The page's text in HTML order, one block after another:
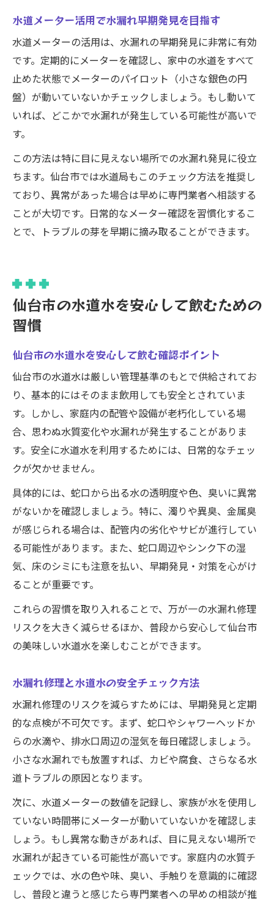
水道メーター活用で水漏れ早期発見を目指す
水道メーターの活用は、水漏れの早期発見に非常に有効
です。定期的にメーターを確認し、家中の水道をすべて
止めた状態でメーターのパイロット（小さな銀色の円
盤）が動いていないかチェックしましょう。もし動いて
いれば、どこかで水漏れが発生している可能性が高いで
す。
この方法は特に目に見えない場所での水漏れ発見に役立
ちます。仙台市では水道局もこのチェック方法を推奨し
ており、異常があった場合は早めに専門業者へ相談する
ことが大切です。日常的なメーター確認を習慣化するこ
とで、トラブルの芽を早期に摘み取ることができます。
仙台市の水道水を安心して飲むための
習慣
仙台市の水道水を安心して飲む確認ポイント
仙台市の水道水は厳しい管理基準のもとで供給されてお
り、基本的にはそのまま飲用しても安全とされていま
す。しかし、家庭内の配管や設備が老朽化している場
合、思わぬ水質変化や水漏れが発生することがありま
す。安全に水道水を利用するためには、日常的なチェッ
クが欠かせません。
具体的には、蛇口から出る水の透明度や色、臭いに異常
がないかを確認しましょう。特に、濁りや異臭、金属臭
が感じられる場合は、配管内の劣化やサビが進行してい
る可能性があります。また、蛇口周辺やシンク下の湿
気、床のシミにも注意を払い、早期発見・対策を心がけ
ることが重要です。
これらの習慣を取り入れることで、万が一の水漏れ修理
リスクを大きく減らせるほか、普段から安心して仙台市
の美味しい水道水を楽しむことができます。
水漏れ修理と水道水の安全チェック方法
水漏れ修理のリスクを減らすためには、早期発見と定期
的な点検が不可欠です。まず、蛇口やシャワーヘッドか
らの水滴や、排水口周辺の湿気を毎日確認しましょう。
小さな水漏れでも放置すれば、カビや腐食、さらなる水
道トラブルの原因となります。
次に、水道メーターの数値を記録し、家族が水を使用し
ていない時間帯にメーターが動いていないかを確認しま
しょう。もし異常な動きがあれば、目に見えない場所で
水漏れが起きている可能性が高いです。家庭内の水質チ
ェックでは、水の色や味、臭い、手触りを意識的に確認
し、普段と違うと感じたら専門業者への早めの相談が推